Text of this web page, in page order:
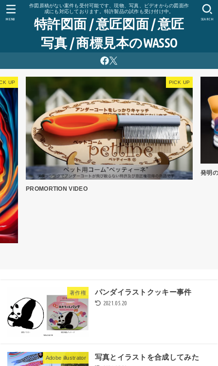
作図原稿がない案件も受付可能です、現物、写真、ビデオからの図面作
成にも対応しております。特許製品の試作も受け付け中。
特許図面 / 意匠図面 / 意匠
写真 / 商標見本のWASSO
SEARCH
MENU
PROMORTION VIDEO
発明
著作権 パンダイラストクッキー事件
2021.05.20
Adobe illustrator 写真とイラストを合成してみた